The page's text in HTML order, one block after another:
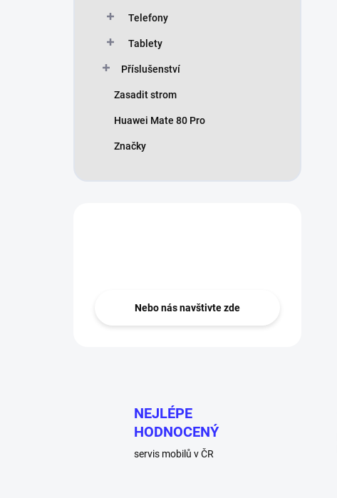
Telefony
Tablety
Příslušenství
Zasadit strom
Huawei Mate 80 Pro
Značky
Nebo nás navštivte zde
NEJLÉPE
HODNOCENÝ
servis mobilů v ČR